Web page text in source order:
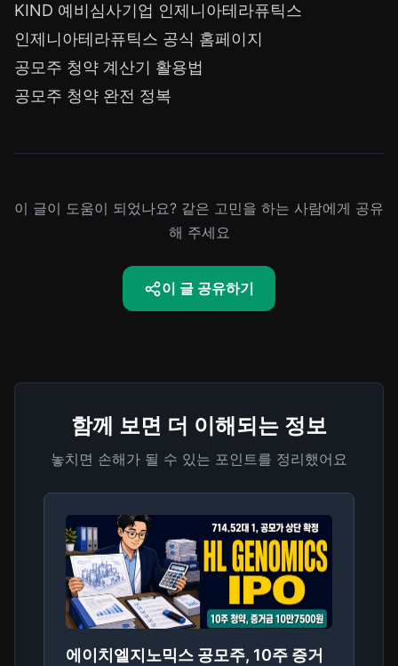
KIND 예비심사기업 인제니아테라퓨틱스
인제니아테라퓨틱스 공식 홈페이지
공모주 청약 계산기 활용법
공모주 청약 완전 정복
이 글이 도움이 되었나요? 같은 고민을 하는 사람에게 공유
해 주세요
이 글 공유하기
함께 보면 더 이해되는 정보
놓치면 손해가 될 수 있는 포인트를 정리했어요
에이치엘지노믹스 공모주, 10주 증거